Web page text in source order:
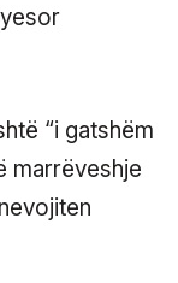
“i gatshëm
marrëveshje